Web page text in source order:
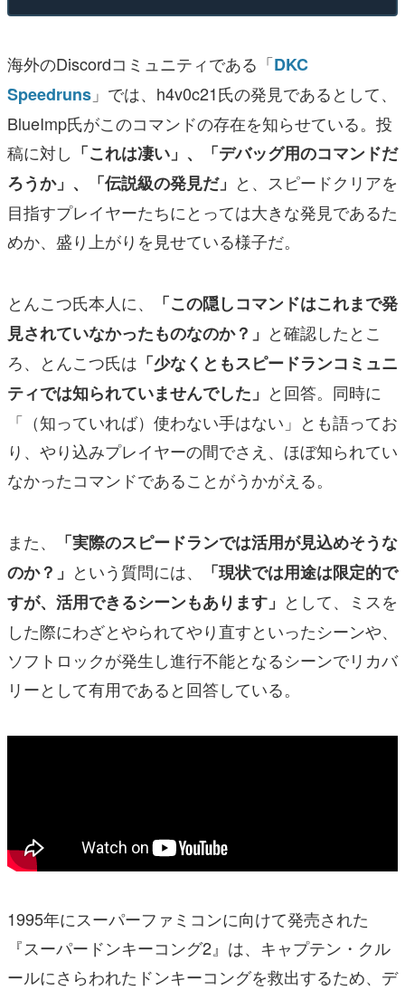
海外のDiscordコミュニティである「DKC
Speedruns 」では、h4v0c21氏の発見であるとして、
BlueImp氏がこのコマンドの存在を知らせている。投
稿に対し 「これは凄い」、「デバッグ用のコマンドだ
ろうか」、「伝説級の発見だ」 と、スピードクリアを
目指すプレイヤーたちにとっては大きな発見であるた
めか、盛り上がりを見せている様子だ。
とんこつ氏本人に、
「この隠しコマンドはこれまで発
見されていなかったものなのか？」 と確認したとこ
ろ、とんこつ氏は 「少なくともスピードランコミュニ
ティでは知られていませんでした」 と回答。同時に
「（知っていれば）使わない手はない」とも語ってお
り、やり込みプレイヤーの間でさえ、ほぼ知られてい
なかったコマンドであることがうかがえる。
また、
「実際のスピードランでは活用が見込めそうな
のか？」 という質問には、
「現状では用途は限定的で
すが、活用できるシーンもあります」 として、ミスを
した際にわざとやられてやり直すといったシーンや、
ソフトロックが発生し進行不能となるシーンでリカバ
リーとして有用であると回答している。
1995年にスーパーファミコンに向けて発売された
『スーパードンキーコング2』は、キャプテン・クル
ールにさらわれたドンキーコングを救出するため、デ